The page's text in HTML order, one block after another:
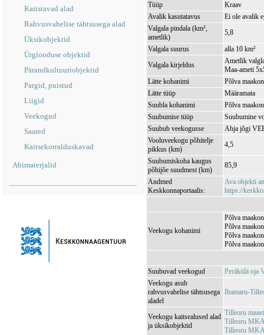
Kaitstavad alad
Rahvusvahelise tähtsusega alad
Üksikobjektid
Ürglooduse objektid
Pärandkultuuriobjektid
Pargid, puistud
Liigid
Veekogud
Saared
Kaitsekorralduskavad
Abimaterjalid
Tüüp
Kraav
Avalik kasutatavus
Ei ole avalik
Valgala pindala (km²,
ametlik)
5,8
Valgala suurus
alla 10 km²
Valgala kirjeldus
Ametlik
Maa-ameti
Lätte kohanimi
Põlva
Lätte tüüp
Määramata
Suubla kohanimi
Põlva
Suubumise tüüp
Suubumine
Suubub veekogusse
Ahja jõgi
Vooluveekogu põhitelje
pikkus (km)
4,5
Suubumiskoha kaugus
põhijõe suudmest (km)
85,9
Andmed
Keskkonnaportaalis:
Ava objekti
https://
Veekogu kohanimi
Põlva
Põlva
Põlva
Põlva
Suubuvad veekogud
Peräkülä oja
Veekogu asub
rahvusvahelise tähtsusega
aladel
Ihamaru-
Veekogu kaitsealused alad
ja üksikobjektid
Tilleoru
Tilleoru
Tilleoru